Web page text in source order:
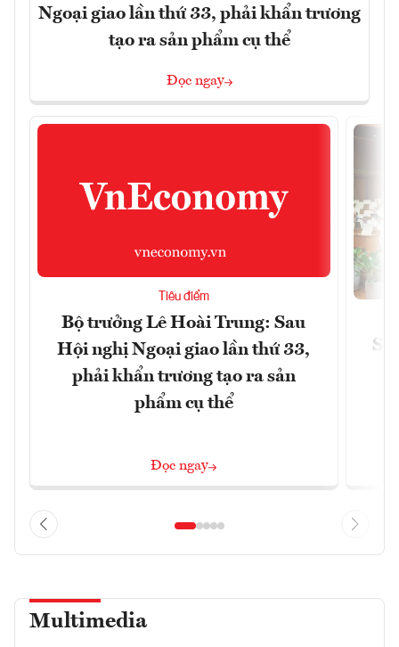
Ngoại giao lần thứ 33, phải khẩn trương
tạo ra sản phẩm cụ thể
Đọc ngay
Tiêu điểm
Bộ trưởng Lê Hoài Trung: Sau
Hội nghị Ngoại giao lần thứ 33,
phải khẩn trương tạo ra sản
phẩm cụ thể
Đọc ngay
Multimedia